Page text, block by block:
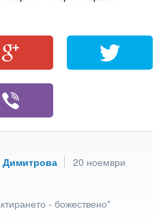
Димитрова
20 ноември
- божествено"